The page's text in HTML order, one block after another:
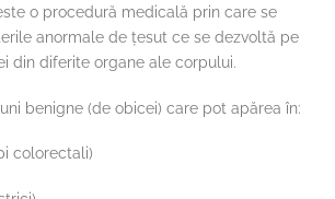
o procedură medicală prin care se
anormale de țesut ce se dezvoltă pe
din diferite organe ale corpului.
benigne (de obicei) care pot apărea în:
colorectali)